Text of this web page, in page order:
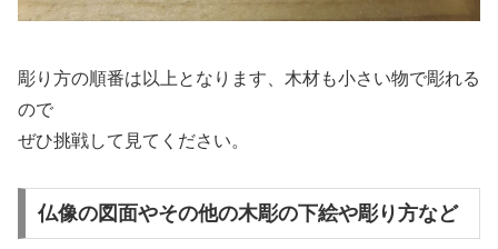
彫り方の順番は以上となります、木材も小さい物で彫れる
ので
ぜひ挑戦して見てください。
仏像の図面やその他の木彫の下絵や彫り方など